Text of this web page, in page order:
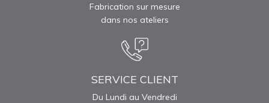
Fabrication sur mesure
dans nos ateliers
SERVICE CLIENT
Du Lundi au Vendredi